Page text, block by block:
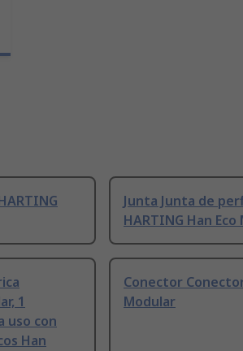
Junta Junta de
HARTING Han
1
uso con
Han
Conector
Modular